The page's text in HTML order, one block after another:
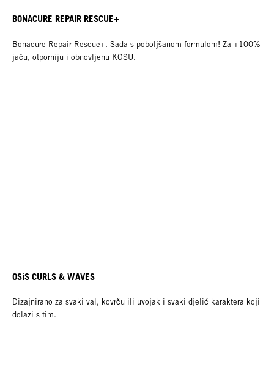
BONACURE REPAIR RESCUE+
Bonacure Repair Rescue+. Sada s poboljšanom formulom! Za +100%
jaču, otporniju i obnovljenu KOSU.
OSiS CURLS & WAVES
Dizajnirano za svaki val, kovrču ili uvojak i svaki djelić karaktera koji
dolazi s tim.